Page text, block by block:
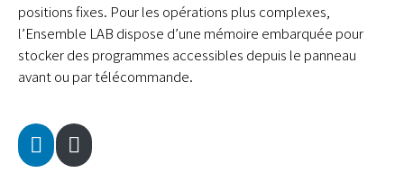
positions fixes. Pour les opérations plus complexes,
l’Ensemble LAB dispose d’une mémoire embarquée pour
stocker des programmes accessibles depuis le panneau
avant ou par télécommande.